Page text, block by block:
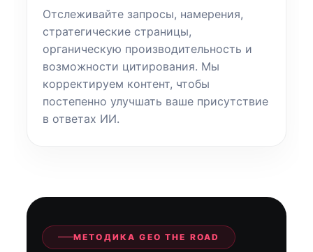
Отслеживайте запросы, намерения,
стратегические страницы,
органическую производительность и
возможности цитирования. Мы
корректируем контент, чтобы
постепенно улучшать ваше присутствие
в ответах ИИ.
МЕТОДИКА GEO THE ROAD